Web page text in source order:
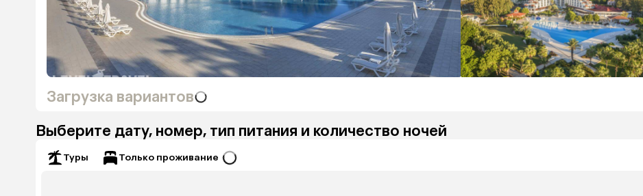
Загрузка вариантов
Выберите дату, номер, тип питания и количество ночей
Туры Только проживание